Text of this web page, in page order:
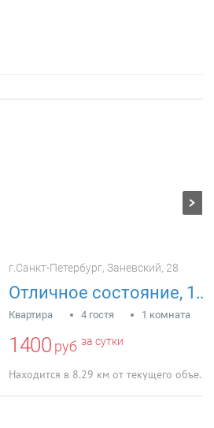
г.Санкт-Петербург, Заневский, 28
Отличное состояние, 15 минут от центра
Квартира 4 гостя 1 комната
1400 руб за сутки
Находится в 8.29 км от текущего объекта